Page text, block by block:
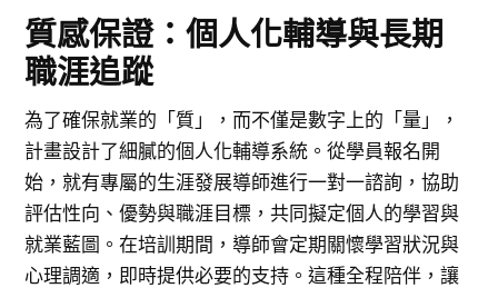
質感保證：個人化輔導與長期
職涯追蹤
為了確保就業的「質」，而不僅是數字上的「量」，
計畫設計了細膩的個人化輔導系統。從學員報名開
始，就有專屬的生涯發展導師進行一對一諮詢，協助
評估性向、優勢與職涯目標，共同擬定個人的學習與
就業藍圖。在培訓期間，導師會定期關懷學習狀況與
心理調適，即時提供必要的支持。這種全程陪伴，讓